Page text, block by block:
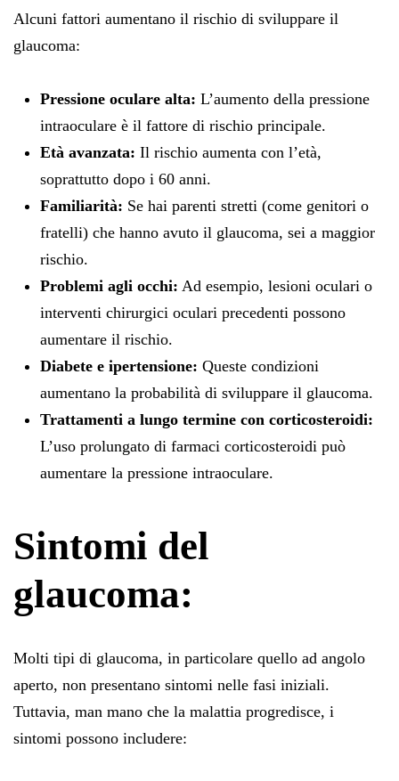
Alcuni fattori aumentano il rischio di sviluppare il
glaucoma:
Pressione oculare alta: L’aumento della pressione
intraoculare è il fattore di rischio principale.
Età avanzata: Il rischio aumenta con l’età,
soprattutto dopo i 60 anni.
Familiarità: Se hai parenti stretti (come genitori o
fratelli) che hanno avuto il glaucoma, sei a maggior
rischio.
Problemi agli occhi: Ad esempio, lesioni oculari o
interventi chirurgici oculari precedenti possono
aumentare il rischio.
Diabete e ipertensione: Queste condizioni
aumentano la probabilità di sviluppare il glaucoma.
Trattamenti a lungo termine con corticosteroidi:
L’uso prolungato di farmaci corticosteroidi può
aumentare la pressione intraoculare.
Sintomi del
glaucoma:
Molti tipi di glaucoma, in particolare quello ad angolo
aperto, non presentano sintomi nelle fasi iniziali.
Tuttavia, man mano che la malattia progredisce, i
sintomi possono includere: